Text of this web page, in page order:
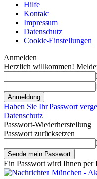
Hilfe
Kontakt
Impressum
Datenschutz
Cookie-Einstellungen
Anmelden
Herzlich willkommen!
Haben Sie Ihr Passwort
Datenschutz
Passwort-Wiederherstellung
Passwort zurücksetzen
Ein Passwort wird Ihnen per